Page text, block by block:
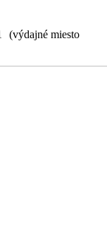
(výdajné miesto